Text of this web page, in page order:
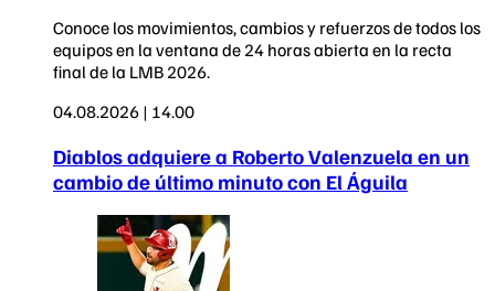
Conoce los movimientos, cambios y refuerzos de todos los
equipos en la ventana de 24 horas abierta en la recta
final de la LMB 2026.
04.08.2026 | 14.00
Diablos adquiere a Roberto Valenzuela en un
cambio de último minuto con El Águila